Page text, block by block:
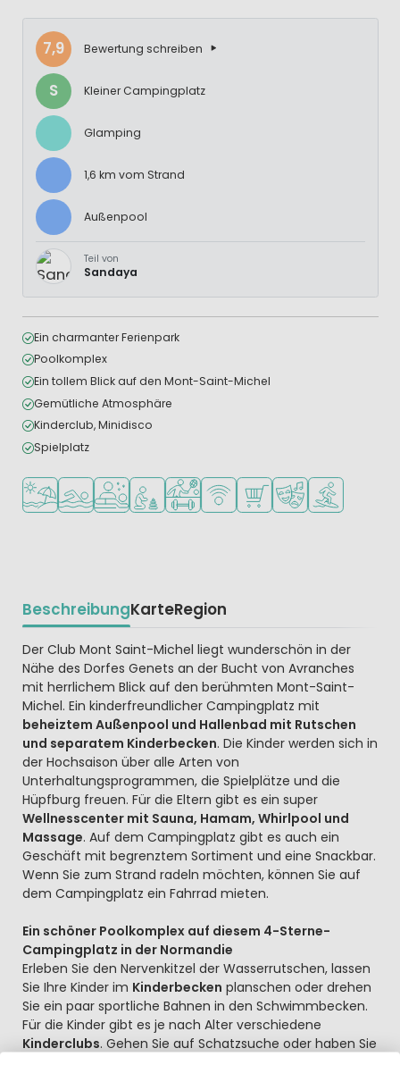
7,9 Bewertung schreiben
S Kleiner Campingplatz
Glamping
1,6 km vom Strand
Außenpool
Teil von
Sandaya
Ein charmanter Ferienpark
Poolkomplex
Ein tollem Blick auf den Mont-Saint-Michel
Gemütliche Atmosphäre
Kinderclub, Minidisco
Spielplatz
Am Strand und Meer
FreibadWellness-Einrichtungen
Empfohlen für kleine Kinder
Viele Sportmöglichkeiten
WLAN verfügbar
Supermarkt/Laden
Animationsteam
BeschreibungKarteRegion
Beschrijving
Der Club Mont Saint-Michel liegt wunderschön in der
Nähe des Dorfes Genets an der Bucht von Avranches
mit herrlichem Blick auf den berühmten Mont-Saint-
Michel. Ein kinderfreundlicher Campingplatz mit
beheiztem Außenpool und Hallenbad mit Rutschen
und separatem Kinderbecken. Die Kinder werden sich in
der Hochsaison über alle Arten von
Unterhaltungsprogrammen, die Spielplätze und die
Hüpfburg freuen. Für die Eltern gibt es ein super
Wellnesscenter mit Sauna, Hamam, Whirlpool und
Massage. Auf dem Campingplatz gibt es auch ein
Geschäft mit begrenztem Sortiment und eine Snackbar.
Wenn Sie zum Strand radeln möchten, können Sie auf
dem Campingplatz ein Fahrrad mieten.
Ein schöner Poolkomplex auf diesem 4-Sterne-
Campingplatz in der Normandie
Erleben Sie den Nervenkitzel der Wasserrutschen, lassen
Sie Ihre Kinder im Kinderbecken planschen oder drehen
Sie ein paar sportliche Bahnen in den Schwimmbecken.
Für die Kinder gibt es je nach Alter verschiedene
Kinderclubs. Gehen Sie auf Schatzsuche oder haben Sie